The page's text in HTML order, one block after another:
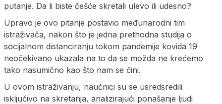
putanje. Da li biste češće skretali ulevo ili udesno?
Upravo je ovo pitanje postavio međunarodni tim
istraživača, nakon što je jedna prethodna studija o
socijalnom distanciranju tokom pandemije kovida 19
neočekivano ukazala na to da se možda ne krećemo
tako nasumično kao što nam se čini.
U ovom istraživanju, naučnici su se usredsredili
isključivo na skretanja, analizirajući ponašanje ljudi